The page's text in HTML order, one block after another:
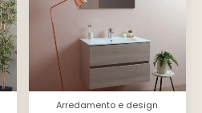
Arredamento e design